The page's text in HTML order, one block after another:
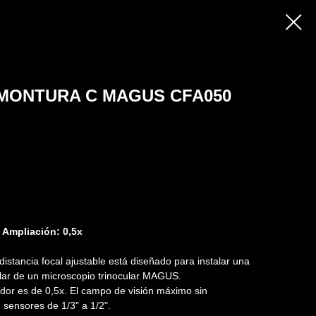
C MAGUS CFA050
0,5x
focal ajustable está diseñado para instalar una
de un microscopio trinocular MAGUS.
es de 0,5x. El campo de visión máximo sin
de 1/3" a 1/2".